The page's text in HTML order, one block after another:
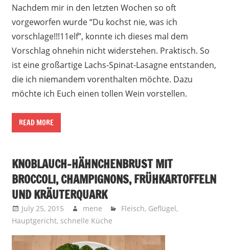
Nachdem mir in den letzten Wochen so oft
vorgeworfen wurde “Du kochst nie, was ich
vorschlage!!!11elf”, konnte ich dieses mal dem
Vorschlag ohnehin nicht widerstehen. Praktisch. So
ist eine großartige Lachs-Spinat-Lasagne entstanden,
die ich niemandem vorenthalten möchte. Dazu
möchte ich Euch einen tollen Wein vorstellen.
READ MORE
KNOBLAUCH-HÄHNCHENBRUST MIT
BROCCOLI, CHAMPIGNONS, FRÜHKARTOFFELN
UND KRÄUTERQUARK
July 25, 2015 mene Fleisch, Geflügel,
Hauptgericht, schnelle Küche